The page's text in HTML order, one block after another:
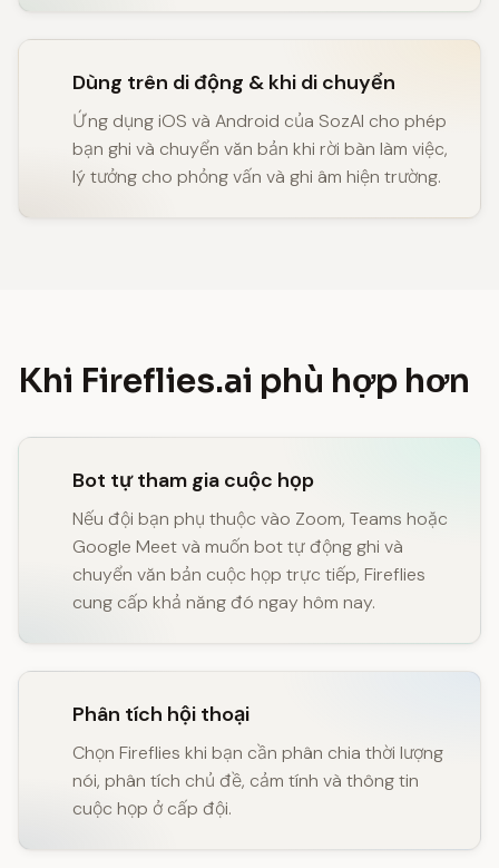
Dùng trên di động & khi di chuyển
Ứng dụng iOS và Android của SozAI cho phép
bạn ghi và chuyển văn bản khi rời bàn làm việc,
lý tưởng cho phỏng vấn và ghi âm hiện trường.
Khi Fireflies.ai phù hợp hơn
Bot tự tham gia cuộc họp
Nếu đội bạn phụ thuộc vào Zoom, Teams hoặc
Google Meet và muốn bot tự động ghi và
chuyển văn bản cuộc họp trực tiếp, Fireflies
cung cấp khả năng đó ngay hôm nay.
Phân tích hội thoại
Chọn Fireflies khi bạn cần phân chia thời lượng
nói, phân tích chủ đề, cảm tính và thông tin
cuộc họp ở cấp đội.